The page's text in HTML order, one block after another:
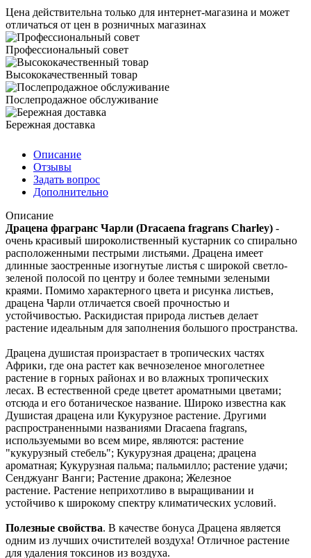
Цена действительна только для интернет-магазина и может
отличаться от цен в розничных магазинах
Профессиональный совет
Высококачественный товар
Послепродажное обслуживание
Бережная доставка
Описание
Отзывы
Задать вопрос
Дополнительно
Описание
Драцена фрагранс Чарли (Dracaena fragrans Charley) -
очень красивый широколиственный кустарник со спирально
расположенными пестрыми листьями. Драцена имеет
длинные заостренные изогнутые листья с широкой светло-
зеленой полосой по центру и более темными зелеными
краями. Помимо характерного цвета и рисунка листьев,
драцена Чарли отличается своей прочностью и
устойчивостью. Раскидистая природа листьев делает
растение идеальным для заполнения большого пространства.
Драцена душистая произрастает в тропических частях
Африки, где она растет как вечнозеленое многолетнее
растение в горных районах и во влажных тропических
лесах. В естественной среде цветет ароматными цветами;
отсюда и его ботаническое название. Широко известна как
Душистая драцена или Кукурузное растение. Другими
распространенными названиями Dracaena fragrans,
используемыми во всем мире, являются: растение
"кукурузный стебель"; Кукурузная драцена; драцена
ароматная; Кукурузная пальма; пальмилло; растение удачи;
Сенджуанг Ванги; Растение дракона; Железное
растение. Растение неприхотливо в выращивании и
устойчиво к широкому спектру климатических условий.
Полезные свойства. В качестве бонуса Драцена является
одним из лучших очистителей воздуха! Отличное растение
для удаления токсинов из воздуха.